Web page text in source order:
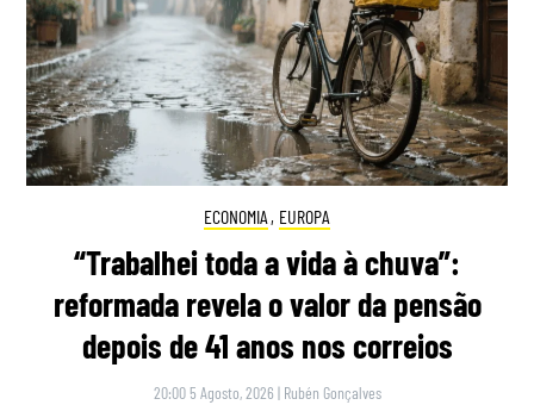
ECONOMIA , EUROPA
“Trabalhei toda a vida à chuva”:
reformada revela o valor da pensão
depois de 41 anos nos correios
20:00 5 Agosto, 2026 | Rubén Gonçalves